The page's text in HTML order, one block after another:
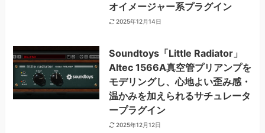
オイメージャー系プラグイン
2025年12月14日
Soundtoys「Little Radiator」
Altec 1566A真空管プリアンプを
モデリングし、心地よい歪み感・
温かみを加えられるサチュレータ
ープラグイン
2025年12月12日